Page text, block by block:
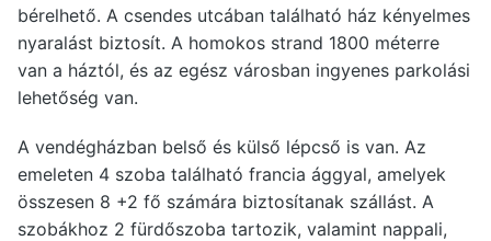
bérelhető. A csendes utcában található ház kényelmes
nyaralást biztosít. A homokos strand 1800 méterre
van a háztól, és az egész városban ingyenes parkolási
lehetőség van.
A vendégházban belső és külső lépcső is van. Az
emeleten 4 szoba található francia ággyal, amelyek
összesen 8 +2 fő számára biztosítanak szállást. A
szobákhoz 2 fürdőszoba tartozik, valamint nappali,